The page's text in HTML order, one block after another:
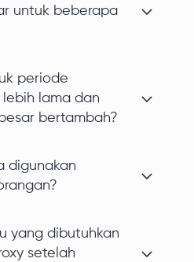
untuk beberapa
periode
lama dan
bertambah?
digunakan
yang dibutuhkan
setelah